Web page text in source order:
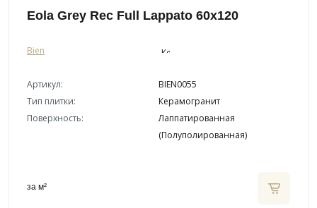
Eola Grey Rec Full Lappato 60x120
Bien
Артикул:
BIEN0055
Тип плитки:
Керамогранит
Поверхность:
Лаппатированная
(Полуполированная)
за м²